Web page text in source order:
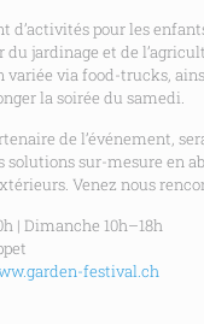
d’activités pour les
jardinage et de
variée via food-trucks,
la soirée du samedi.
de l’événement,
solutions sur-mesure en
Venez nous
| Dimanche 10h–18h
festival.ch